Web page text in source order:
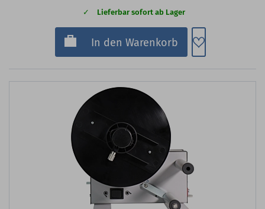
Lieferbar sofort ab Lager
In den Warenkorb Zum